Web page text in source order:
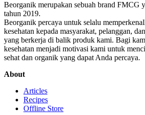
Beorganik merupakan sebuah brand FMCG
tahun 2019.
Beorganik percaya untuk selalu
kesehatan kepada masyarakat, pelanggan,
yang berkerja di balik produk kami. Bagi
kesehatan menjadi motivasi kami untuk
sehat dan organik yang dapat Anda percaya.
About
Articles
Recipes
Offline Store